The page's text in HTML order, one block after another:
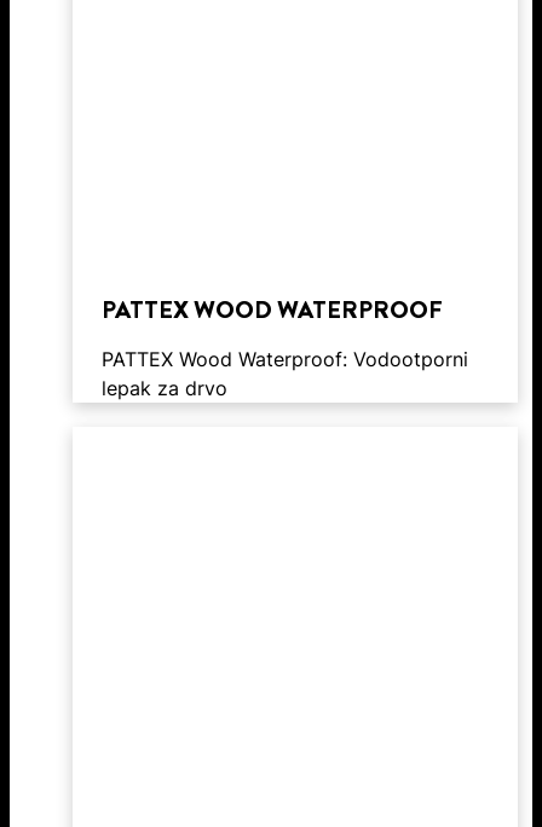
PATTEX WOOD WATERPROOF
PATTEX Wood Waterproof: Vodootporni
lepak za drvo